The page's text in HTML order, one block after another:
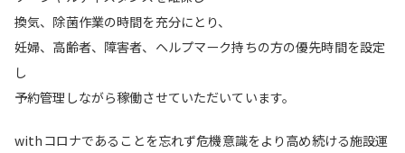
換気、除菌作業の時間を充分にとり、
妊婦、高齢者、障害者、ヘルプマーク持ちの方の優先時間を設定
し
予約管理しながら稼働させていただいています。
withコロナであることを忘れず危機意識をより高め続ける施設運